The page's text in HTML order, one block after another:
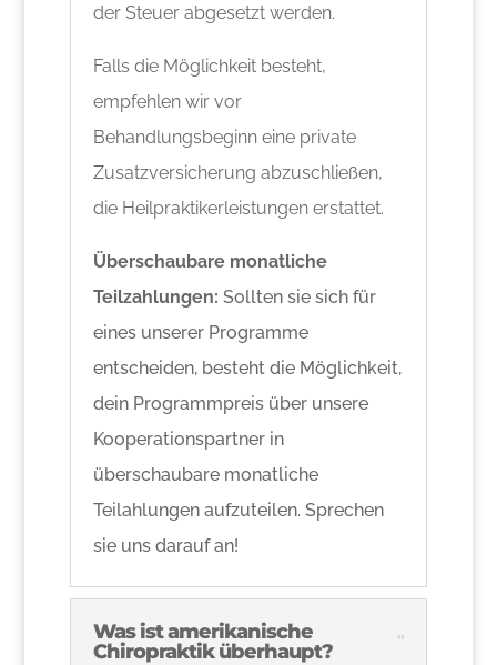
der Steuer abgesetzt werden.
Falls die Möglichkeit besteht,
empfehlen wir vor
Behandlungsbeginn eine private
Zusatzversicherung abzuschließen,
die Heilpraktikerleistungen erstattet.
Überschaubare monatliche
Teilzahlungen: Sollten sie sich für
eines unserer Programme
entscheiden, besteht die Möglichkeit,
dein Programmpreis über unsere
Kooperationspartner in
überschaubare monatliche
Teilahlungen aufzuteilen. Sprechen
sie uns darauf an!
Was ist amerikanische
Chiropraktik überhaupt?